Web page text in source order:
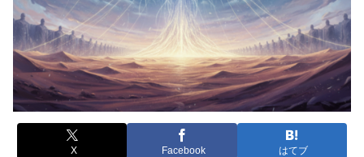
X Facebook はてブ